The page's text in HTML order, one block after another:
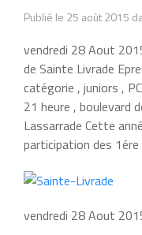
Publié le 25 août 2015
vendredi 28 Aout
de Sainte Livrade
catégorie , juniors ,
21 heure , boulevard
Lassarrade Cette
participation des
vendredi 28 Aout